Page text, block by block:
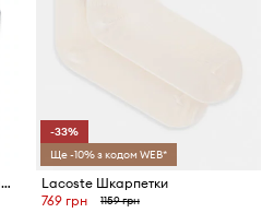
Polo Ralph Lauren шкарпетки чоловічі 3-пак
-33%
Ще -10% з кодом WEB*
Lacoste Шкарпетки
769 грн
1159 грн